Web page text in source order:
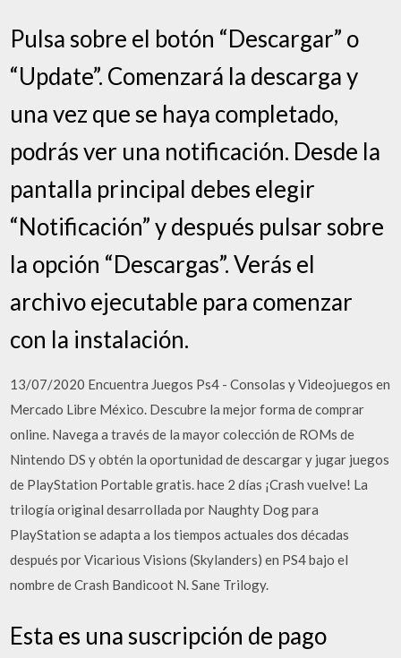
Pulsa sobre el botón “Descargar” o
“Update”. Comenzará la descarga y
una vez que se haya completado,
podrás ver una notificación. Desde la
pantalla principal debes elegir
“Notificación” y después pulsar sobre
la opción “Descargas”. Verás el
archivo ejecutable para comenzar
con la instalación.
13/07/2020 Encuentra Juegos Ps4 - Consolas y Videojuegos en
Mercado Libre México. Descubre la mejor forma de comprar
online. Navega a través de la mayor colección de ROMs de
Nintendo DS y obtén la oportunidad de descargar y jugar juegos
de PlayStation Portable gratis. hace 2 días ¡Crash vuelve! La
trilogía original desarrollada por Naughty Dog para
PlayStation se adapta a los tiempos actuales dos décadas
después por Vicarious Visions (Skylanders) en PS4 bajo el
nombre de Crash Bandicoot N. Sane Trilogy.
Esta es una suscripción de pago